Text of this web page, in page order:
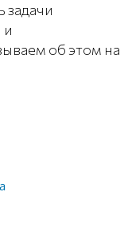
задачи
и
об этом на